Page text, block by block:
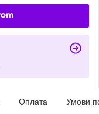
Оплата Умови